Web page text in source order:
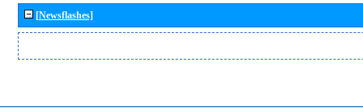
[Newsflashes]